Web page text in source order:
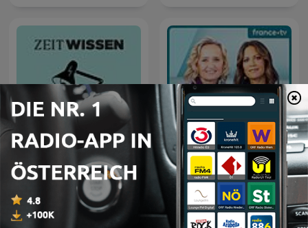
ZEIT WISSEN. Woher
weißt Du das?
C dans l'air